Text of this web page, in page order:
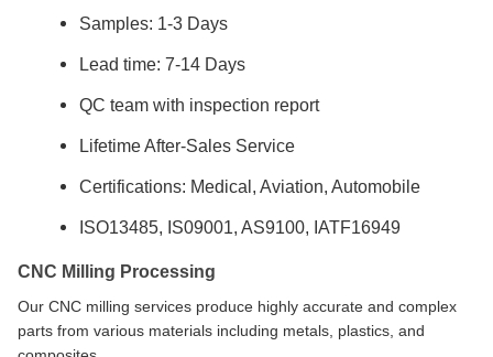
Samples: 1-3 Days
Lead time: 7-14 Days
QC team with inspection report
Lifetime After-Sales Service
Certifications: Medical, Aviation, Automobile
ISO13485, IS09001, AS9100, IATF16949
CNC Milling Processing
Our CNC milling services produce highly accurate and complex
parts from various materials including metals, plastics, and